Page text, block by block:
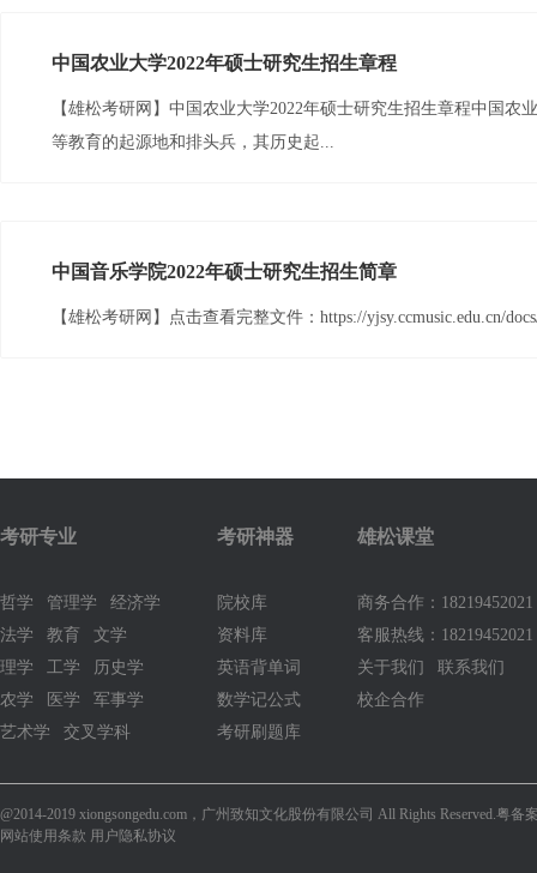
中国农业大学2022年硕士研究生招生章程
【雄松考研网】中国农业大学2022年硕士研究生招生章程中国农
等教育的起源地和排头兵，其历史起...
中国音乐学院2022年硕士研究生招生简章
【雄松考研网】点击查看完整文件：https://yjsy.ccmusic.edu.cn/
考研专业
哲学 管理学
经济学
法学
教育
文学
理学
工学
历史学
农学
医学
军事学
艺术学
交叉学科
考研神器
院校库
资料库
英语背单词
数学记公式
考研刷题库
雄松课堂
商务合作：
客服热线：18219452021
关于我们
联系我们
校企合作
@2014-2019 xiongsongedu.com，广州致知文化股份有限公司 All Rights Reserved.粤备
网站使用条款 用户隐私协议